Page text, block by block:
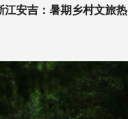
江安吉：暑期乡村文旅热